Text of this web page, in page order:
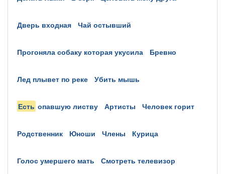
дверь входная чай остывший
прогоняла собаку которая укусила бревно
лед плывет по реке убить мышь
есть опавшую листву артисты человек горит
родственник юноши члены курица
голос умершего мать смотреть телевизор